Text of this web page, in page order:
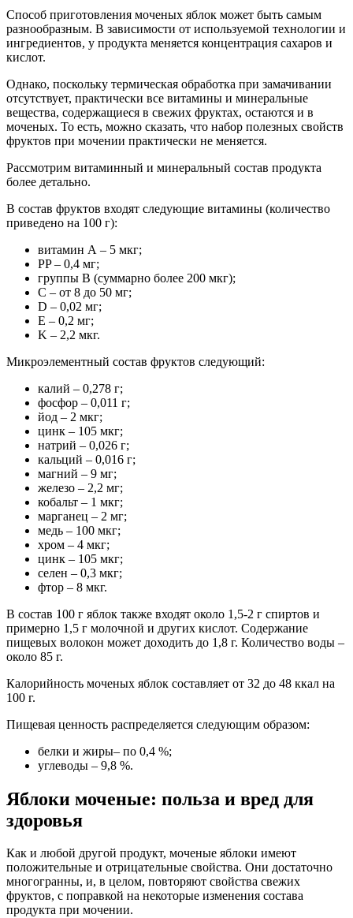
Способ приготовления моченых яблок может быть самым
разнообразным. В зависимости от используемой технологии и
ингредиентов, у продукта меняется концентрация сахаров и
кислот.
Однако, поскольку термическая обработка при замачивании
отсутствует, практически все витамины и минеральные
вещества, содержащиеся в свежих фруктах, остаются и в
моченых. То есть, можно сказать, что набор полезных свойств
фруктов при мочении практически не меняется.
Рассмотрим витаминный и минеральный состав продукта
более детально.
В состав фруктов входят следующие витамины (количество
приведено на 100 г):
витамин А – 5 мкг;
РP – 0,4 мг;
группы В (суммарно более 200 мкг);
C – от 8 до 50 мг;
D – 0,02 мг;
E – 0,2 мг;
K – 2,2 мкг.
Микроэлементный состав фруктов следующий:
калий – 0,278 г;
фосфор – 0,011 г;
йод – 2 мкг;
цинк – 105 мкг;
натрий – 0,026 г;
кальций – 0,016 г;
магний – 9 мг;
железо – 2,2 мг;
кобальт – 1 мкг;
марганец – 2 мг;
медь – 100 мкг;
хром – 4 мкг;
цинк – 105 мкг;
селен – 0,3 мкг;
фтор – 8 мкг.
В состав 100 г яблок также входят около 1,5-2 г спиртов и
примерно 1,5 г молочной и других кислот. Содержание
пищевых волокон может доходить до 1,8 г. Количество воды –
около 85 г.
Калорийность моченых яблок составляет от 32 до 48 ккал на
100 г.
Пищевая ценность распределяется следующим образом:
белки и жиры– по 0,4 %;
углеводы – 9,8 %.
Яблоки моченые: польза и вред для
здоровья
Как и любой другой продукт, моченые яблоки имеют
положительные и отрицательные свойства. Они достаточно
многогранны, и, в целом, повторяют свойства свежих
фруктов, с поправкой на некоторые изменения состава
продукта при мочении.